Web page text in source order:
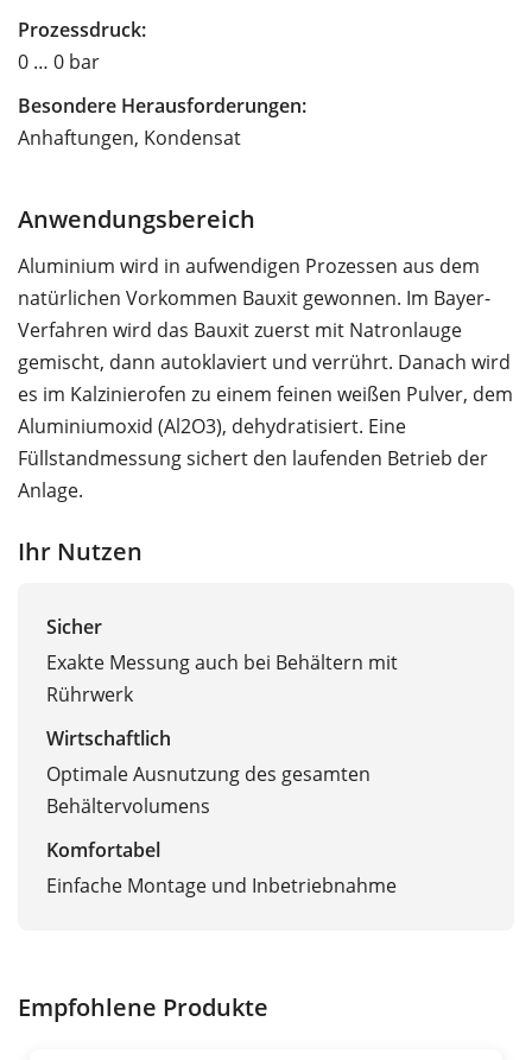
Prozessdruck:
0 … 0 bar
Besondere Herausforderungen:
Anhaftungen, Kondensat
Anwendungsbereich
Aluminium wird in aufwendigen Prozessen aus dem
natürlichen Vorkommen Bauxit gewonnen. Im Bayer-
Verfahren wird das Bauxit zuerst mit Natronlauge
gemischt, dann autoklaviert und verrührt. Danach wird
es im Kalzinierofen zu einem feinen weißen Pulver, dem
Aluminiumoxid (Al2O3), dehydratisiert. Eine
Füllstandmessung sichert den laufenden Betrieb der
Anlage.
Ihr Nutzen
Sicher
Exakte Messung auch bei Behältern mit
Rührwerk
Wirtschaftlich
Optimale Ausnutzung des gesamten
Behältervolumens
Komfortabel
Einfache Montage und Inbetriebnahme
Empfohlene Produkte